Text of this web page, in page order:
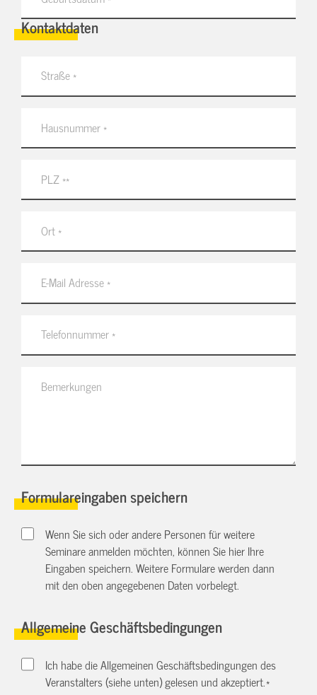
Kontaktdaten
Formulareingaben speichern
Wenn Sie sich oder andere Personen für weitere
Seminare anmelden möchten, können Sie hier Ihre
Eingaben speichern. Weitere Formulare werden dann
mit den oben angegebenen Daten vorbelegt.
Allgemeine Geschäftsbedingungen
Ich habe die Allgemeinen Geschäftsbedingungen des
Veranstalters (siehe unten) gelesen und akzeptiert.*